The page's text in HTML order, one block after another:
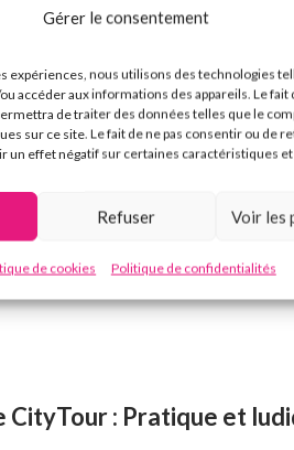
Gérer le consentement
expériences, nous utilisons des technologies
accéder aux informations des appareils. Le fait
de traiter des données telles que le
sur ce site. Le fait de ne pas consentir ou de
un effet négatif sur certaines caractéristiques
Refuser Voir les
de cookies Politique de confidentialités
CityTour : Pratique et